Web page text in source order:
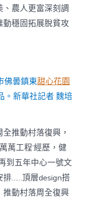
農人更富深刻調
穩固拓展脫貧攻
佛曇鎮東甜心花園
。新華社記者 魏培
推動村落復興，
萬工程’經歷，健
到五年中心一號文
排……頂層design搭
動村落周全復興